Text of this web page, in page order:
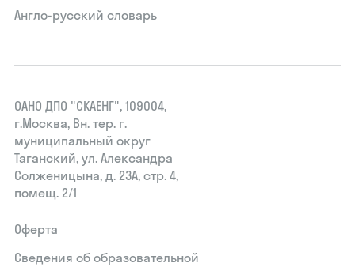
Англо-русский словарь
ОАНО ДПО "СКАЕНГ", 109004,
г.Москва, Вн. тер. г.
муниципальный округ
Таганский, ул. Александра
Солженицына, д. 23А, стр. 4,
помещ. 2/1
Оферта
Сведения об образовательной